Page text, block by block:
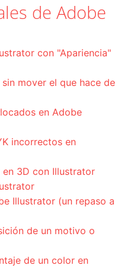
de Adobe
con "Apariencia"
mover el que hace de
en Adobe
incorrectos en
3D con Illustrator
Illustrator (un repaso a
de un motivo o
de un color en